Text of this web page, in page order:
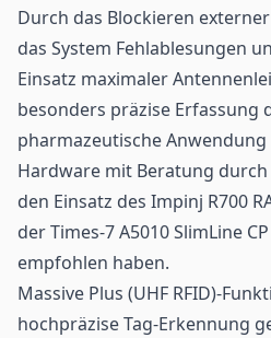
Durch das Blockieren
das System Fehlablesungen
Einsatz maximaler
besonders präzise Erfassung
pharmazeutische
Hardware mit Beratung durch
den Einsatz des Impinj R700
der Times-7 A5010 SlimLine
empfohlen haben.
Massive Plus (UHF RFID)-
hochpräzise Tag-Erkennung